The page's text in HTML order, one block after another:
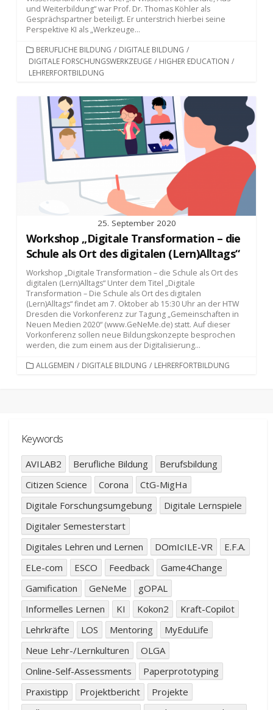
und Weiterbildung“ war Prof. Dr. Thomas Köhler als
Gesprächspartner beteiligt. Er unterstrich hierbei seine
Perspektive KI als „Werkzeuge...
KATEGORIEN
BERUFLICHE BILDUNG / DIGITALE BILDUNG /
DIGITALE FORSCHUNGSWERKZEUGE / HIGHER EDUCATION /
LEHRERFORTBILDUNG
25. September 2020
Workshop „Digitale Transformation – die
Schule als Ort des digitalen (Lern)Alltags“
Workshop „Digitale Transformation – die Schule als Ort des
digitalen (Lern)Alltags“ Unter dem Titel „Digitale
Transformation – Die Schule als Ort des digitalen
(Lern)Alltags“ findet am 7. Oktober ab 15:30 Uhr an der HTW
Dresden die Vorkonferenz zur Tagung „Gemeinschaften in
Neuen Medien 2020“ (www.GeNeMe.de) statt. Auf dieser
Vorkonferenz sollen neue Bildungskonzepte besprochen
werden, die zum einem aus der Digitalisierung...
KATEGORIEN
ALLGEMEIN / DIGITALE BILDUNG / LEHRERFORTBILDUNG
Keywords
AVILAB2 Berufliche Bildung
Berufsbildung
Citizen Science
Corona
CtG-MigHa
Digitale Forschungsumgebung
Digitale Lernspiele
Digitaler Semesterstart
Digitales Lehren und Lernen
DOmIcILE-VR
E.F.A.
ELe-com
ESCO Feedback
Game4Change
Gamification
GeNeMe
gOPAL
Informelles Lernen
KI Kokon2
Kraft-Copilot
Lehrkräfte
LOS Mentoring
MyEduLife
Neue Lehr-/Lernkulturen
OLGA
Online-Self-Assessments
Paperprototyping
Praxistipp
Projektbericht
Projekte